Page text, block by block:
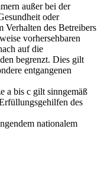
außer bei der
oder
Verhalten des Betreibers
vorhersehbaren
auf die
begrenzt. Dies gilt
entgangenen
a bis c gilt sinngemäß
des
nationalem